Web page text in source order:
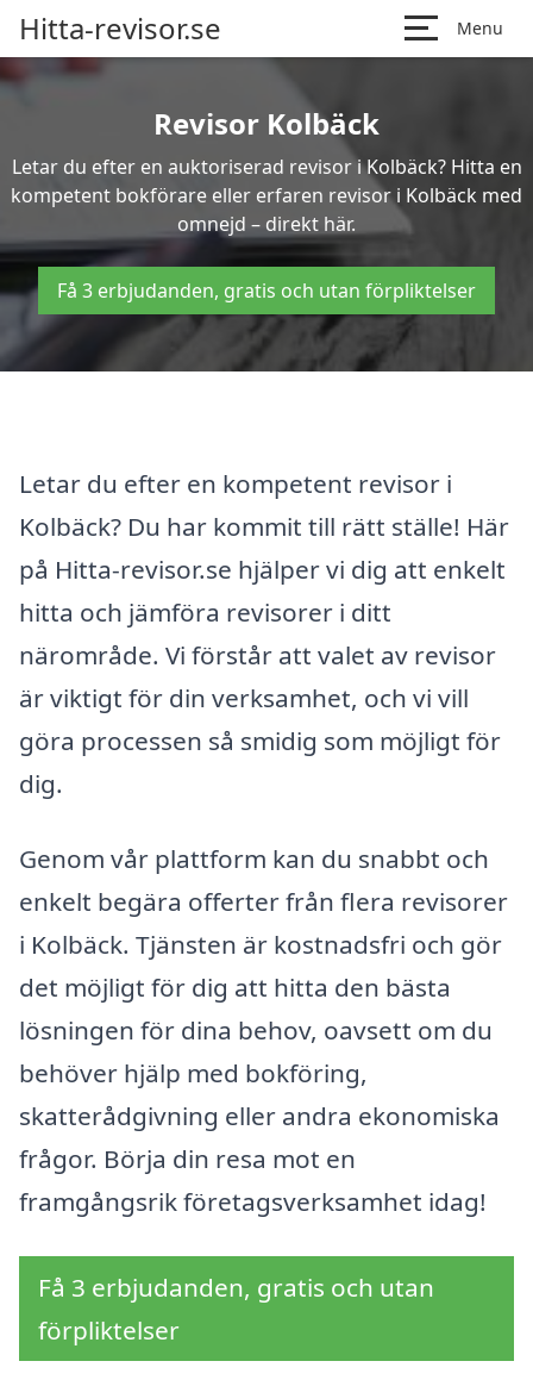
Hitta-revisor.se Menu
Revisor Kolbäck
Letar du efter en auktoriserad revisor i Kolbäck? Hitta en
kompetent bokförare eller erfaren revisor i Kolbäck med
omnejd – direkt här.
Få 3 erbjudanden, gratis och utan förpliktelser
Letar du efter en kompetent revisor i
Kolbäck? Du har kommit till rätt ställe! Här
på Hitta-revisor.se hjälper vi dig att enkelt
hitta och jämföra revisorer i ditt
närområde. Vi förstår att valet av revisor
är viktigt för din verksamhet, och vi vill
göra processen så smidig som möjligt för
dig.
Genom vår plattform kan du snabbt och
enkelt begära offerter från flera revisorer
i Kolbäck. Tjänsten är kostnadsfri och gör
det möjligt för dig att hitta den bästa
lösningen för dina behov, oavsett om du
behöver hjälp med bokföring,
skatterådgivning eller andra ekonomiska
frågor. Börja din resa mot en
framgångsrik företagsverksamhet idag!
Få 3 erbjudanden, gratis och utan
förpliktelser